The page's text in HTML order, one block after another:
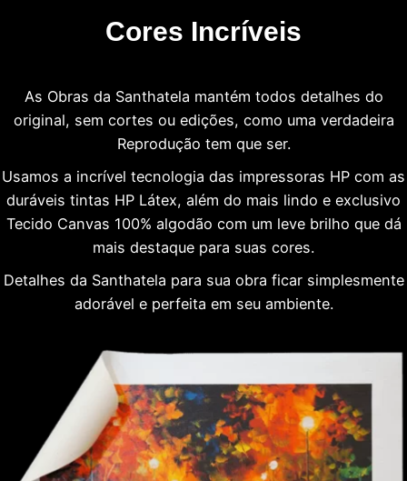
Cores Incríveis
As Obras da Santhatela mantém todos detalhes do
original, sem cortes ou edições, como uma verdadeira
Reprodução tem que ser.
Usamos a incrível tecnologia das impressoras HP com as
duráveis tintas HP Látex, além do mais lindo e exclusivo
Tecido Canvas 100% algodão com um leve brilho que dá
mais destaque para suas cores.
Detalhes da Santhatela para sua obra ficar simplesmente
adorável e perfeita em seu ambiente.